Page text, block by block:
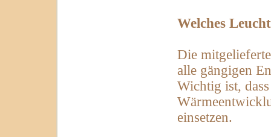
Welches
Die
alle gängigen
Wichtig ist,
einsetzen.